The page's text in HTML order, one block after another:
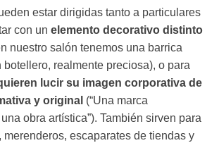
estar dirigidas tanto a particulares
con un elemento decorativo distinto
nuestro salón tenemos una barrica
botellero, realmente preciosa), o para
lucir su imagen corporativa de
y original (“Una marca
obra artística”). También sirven para
merenderos, escaparates de tiendas y